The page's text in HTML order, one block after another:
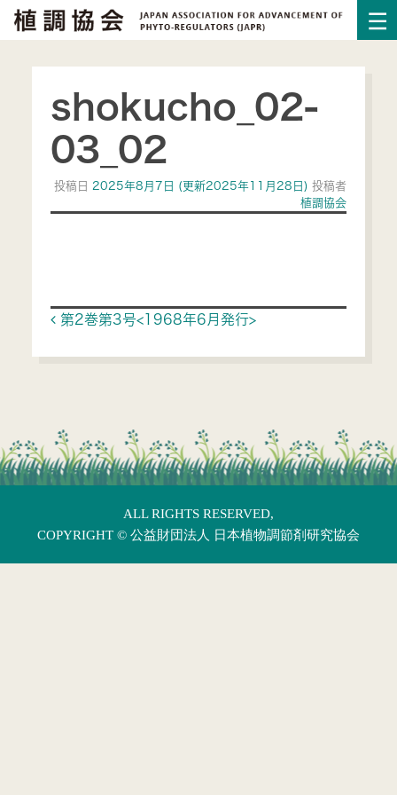
shokucho_02-
03_02
投稿日 2025年8月7日 (更新2025年11月28日)投稿者
植調協会
Post navigation
第2巻第3号<1968年6月発行>
ALL RIGHTS RESERVED,
COPYRIGHT © 公益財団法人 日本植物調節剤研究協会